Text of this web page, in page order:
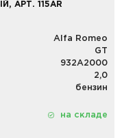
АРТ. 115AR
Alfa Romeo
GT
932A2000
2,0
бензин
на складе